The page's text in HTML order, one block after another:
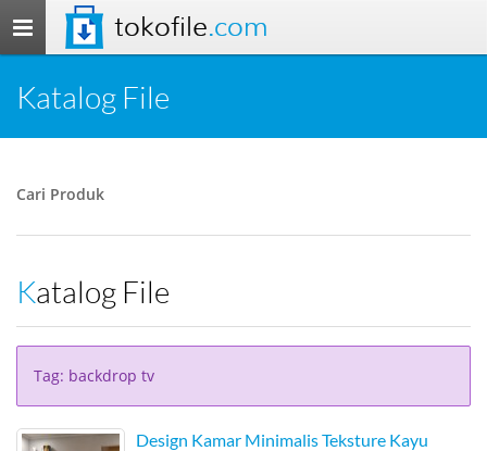
Toggle
navigation
tokofile.com
Katalog File
Cari Produk
Katalog File
Tag: backdrop tv
Design Kamar Minimalis Teksture Kayu